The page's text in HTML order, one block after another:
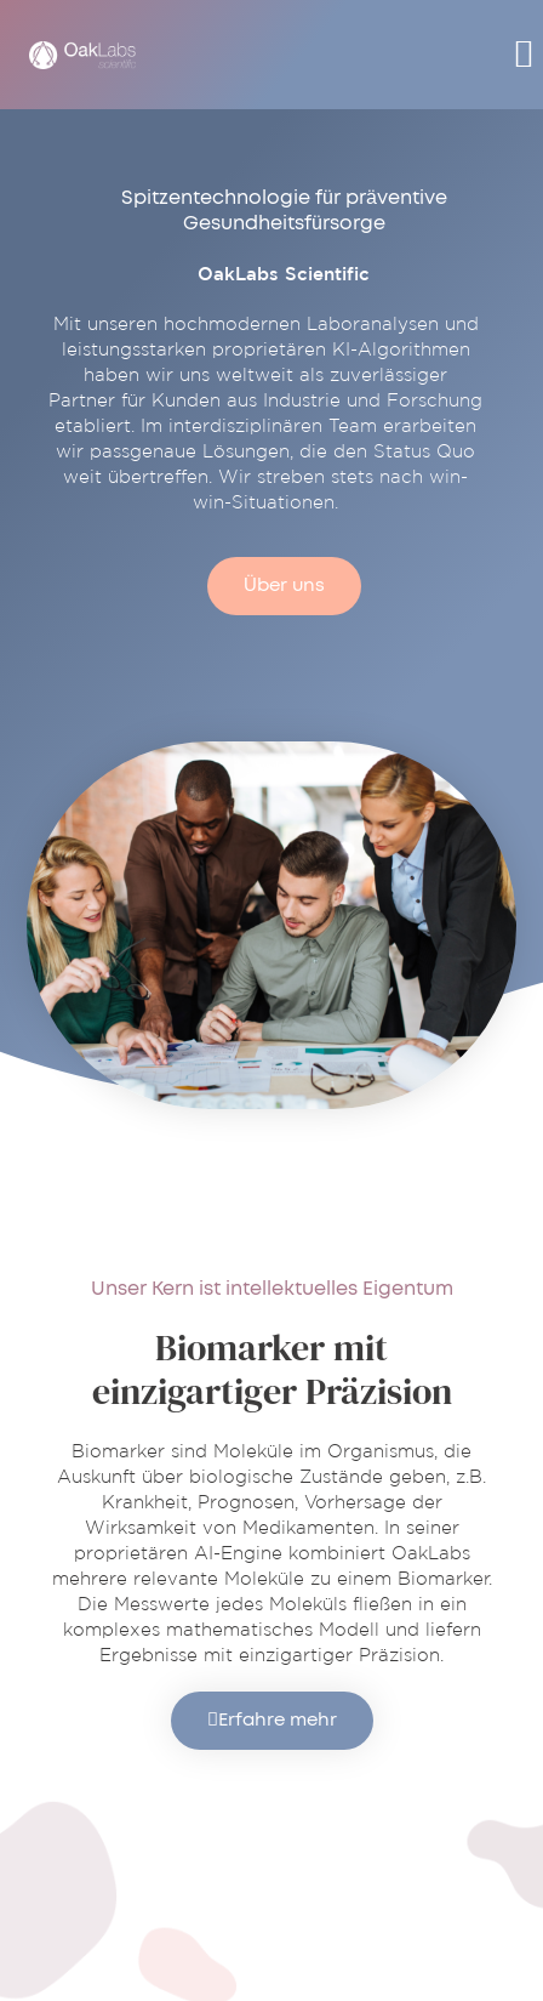
Spitzentechnologie für präventive
Gesundheitsfürsorge
OakLabs Scientific
Mit unseren hochmodernen Laboranalysen und
leistungsstarken proprietären KI-Algorithmen
haben wir uns weltweit als zuverlässiger
Partner für Kunden aus Industrie und Forschung
etabliert. Im interdisziplinären Team erarbeiten
wir passgenaue Lösungen, die den Status Quo
weit übertreffen. Wir streben stets nach win-
win-Situationen.
Über uns
Unser Kern ist intellektuelles Eigentum
Biomarker mit
einzigartiger Präzision
Biomarker sind Moleküle im Organismus, die
Auskunft über biologische Zustände geben, z.B.
Krankheit, Prognosen, Vorhersage der
Wirksamkeit von Medikamenten. In seiner
proprietären AI-Engine kombiniert OakLabs
mehrere relevante Moleküle zu einem Biomarker.
Die Messwerte jedes Moleküls fließen in ein
komplexes mathematisches Modell und liefern
Ergebnisse mit einzigartiger Präzision.
Erfahre mehr